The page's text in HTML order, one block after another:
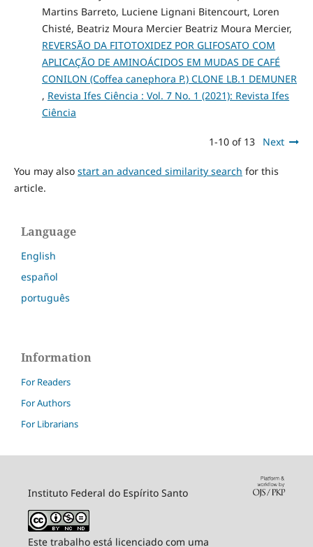
Martins Barreto, Luciene Lignani Bitencourt, Loren
Chisté, Beatriz Moura Mercier Beatriz Moura Mercier,
REVERSÃO DA FITOTOXIDEZ POR GLIFOSATO COM
APLICAÇÃO DE AMINOÁCIDOS EM MUDAS DE CAFÉ
CONILON (Coffea canephora P.) CLONE LB.1 DEMUNER
, Revista Ifes Ciência : Vol. 7 No. 1 (2021): Revista Ifes
Ciência
1-10 of 13 Next
You may also start an advanced similarity search for this
article.
Language
English
español
português
Information
For Readers
For Authors
For Librarians
Instituto Federal do Espírito Santo
Este trabalho está licenciado com uma